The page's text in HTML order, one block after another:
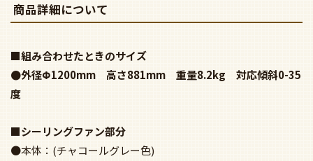
商品詳細について
■組み合わせたときのサイズ
●外径Φ1200mm 高さ881mm 重量8.2kg 対応傾斜0-35
度
■シーリングファン部分
●本体：(チャコールグレー色)